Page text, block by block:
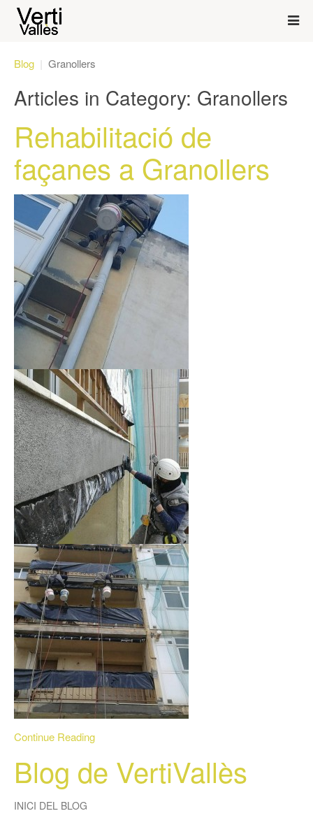
Blog Granollers
Articles in Category: Granollers
Rehabilitació de
façanes a Granollers
Continue Reading
Blog de VertiVallès
INICI DEL BLOG